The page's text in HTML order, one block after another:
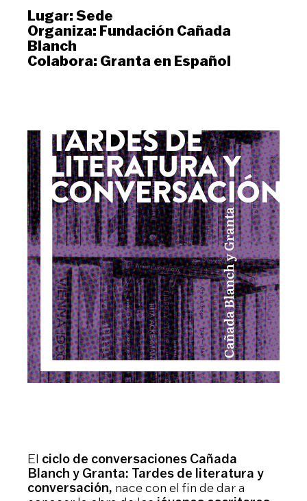
Lugar: Sede
Organiza: Fundación Cañada
Blanch
Colabora: Granta en Español
El ciclo de conversaciones Cañada
Blanch y Granta: Tardes de literatura y
conversación, nace con el fin de dar a